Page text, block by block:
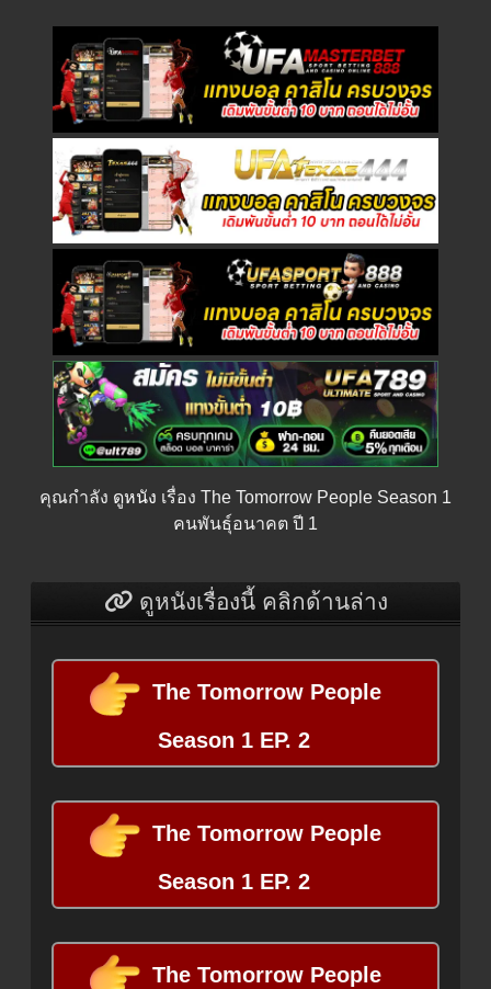
คุณกำลัง ดูหนัง เรื่อง The Tomorrow People Season 1
คนพันธุ์อนาคต ปี 1
ดูหนังเรื่องนี้ คลิกด้านล่าง
The Tomorrow People
Season 1 EP. 2
The Tomorrow People
Season 1 EP. 2
The Tomorrow People